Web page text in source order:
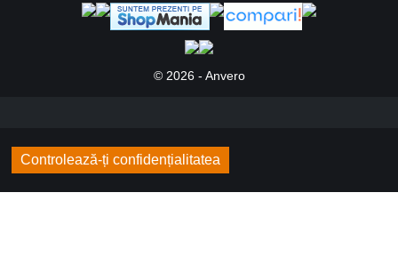
© 2026 - Anvero
Controlează-ți confidențialitatea